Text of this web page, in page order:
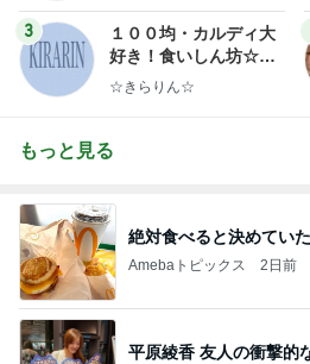
3
１００均・カルディ大
好き！食いしん坊☆き
らりん☆のブログ
☆きらりん☆
もっと見る
絶対食べると決めてい
Amebaトピックス 2日前
平原綾香 友人の衝撃的